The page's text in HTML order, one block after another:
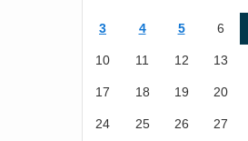
3 4 5 6
10 11 12 13
17 18 19 20
24 25 26 27